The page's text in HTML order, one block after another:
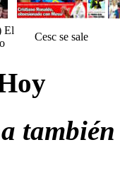
El
Cesc se sale